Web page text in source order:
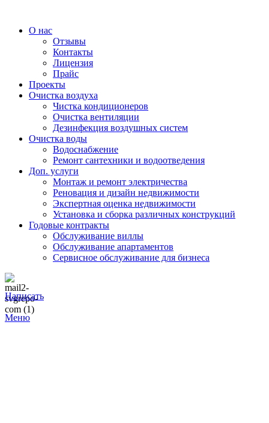
О нас
Отзывы
Контакты
Лицензия
Прайс
Проекты
Очистка воздуха
Чистка кондиционеров
Очистка вентиляции
Дезинфекция воздушных систем
Очистка воды
Водоснабжение
Ремонт сантехники и водоотведения
Доп. услуги
Монтаж и ремонт электричества
Реновация и дизайн недвижимости
Экспертная оценка недвижимости
Установка и сборка различных конструкций
Годовые контракты
Обслуживание виллы
Обслуживание апартаментов
Сервисное обслуживание для бизнеса
Написать
Меню